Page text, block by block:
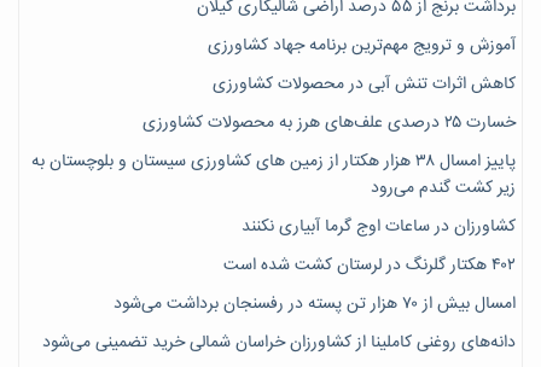
برداشت برنج از ۵۵ درصد اراضی شالیکاری گیلان
آموزش و ترویج مهم‌ترین برنامه جهاد کشاورزی
کاهش اثرات تنش آبی در محصولات کشاورزی
خسارت ۲۵ درصدی علف‌های هرز به محصولات کشاورزی
پاییز امسال ۳۸ هزار هکتار از زمین های کشاورزی سیستان و بلوچستان به
زیر کشت گندم می‌رود
کشاورزان در ساعات اوج گرما آبیاری نکنند
۴۰۲ هکتار گلرنگ در لرستان کشت شده است
امسال بیش از ۷۰ هزار تن پسته در رفسنجان برداشت می‌شود
دانه‌های روغنی کاملینا از کشاورزان خراسان شمالی خرید تضمینی می‌شود